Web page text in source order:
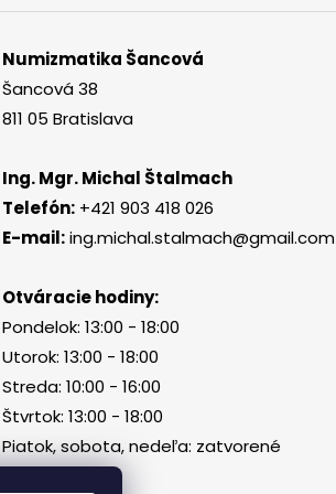
Numizmatika Šancová
Šancová 38
811 05 Bratislava
Ing. Mgr. Michal Štalmach
Telefón: +421 903 418 026
E-mail: ing.michal.stalmach@gmail.com
Otváracie hodiny:
Pondelok: 13:00 - 18:00
Utorok: 13:00 - 18:00
Streda: 10:00 - 16:00
Štvrtok: 13:00 - 18:00
Piatok, sobota, nedeľa: zatvorené